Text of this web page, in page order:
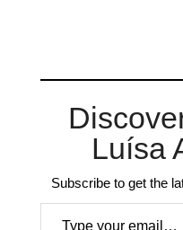
Luísa
Subscribe to get the
Type your email…